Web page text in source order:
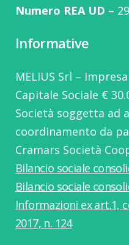
Numero REA UD –
Informative
MELIUS Srl –
Capitale Sociale €
Società soggetta ad
coordinamento da
Cramars Società
Bilancio sociale
Bilancio sociale
Informazioni ex art.1,
2017, n. 124